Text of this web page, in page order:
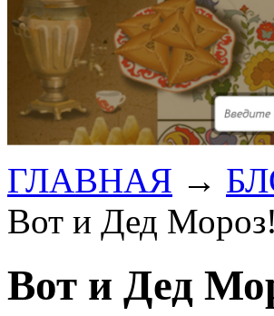
ГЛАВНАЯ →
Вот и Дед Мороз!
Вот и Дед